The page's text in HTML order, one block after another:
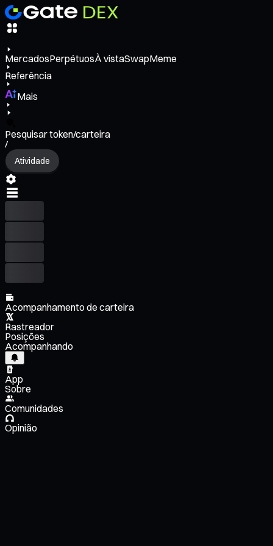
MercadosPerpétuosÀ vistaSwapMeme
Referência
Mais
Pesquisar token/carteira
/
Atividade
Acompanhamento de carteira
Rastreador
Posições
Acompanhando
App
Sobre
Comunidades
Opinião